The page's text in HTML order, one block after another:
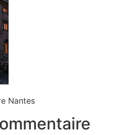
Nantes